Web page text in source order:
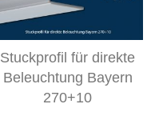
Stuckprofil für direkte
Beleuchtung Bayern
270+10